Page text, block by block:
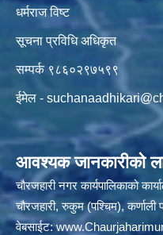
धर्मराज विष्ट
सूचना प्रविधि अधिकृत
सम्पर्क ९८६०२९७५९९
ईमेल -
आवश्यक जानकारीको
चौरजहारी नगर कार्यपालिकाको
चौरजहारी, रुकुम (पश्चिम),
वेबसाईट: